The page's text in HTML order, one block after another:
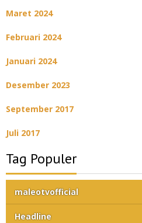
Maret 2024
Februari 2024
Januari 2024
Desember 2023
September 2017
Juli 2017
Tag Populer
maleotvofficial
Headline